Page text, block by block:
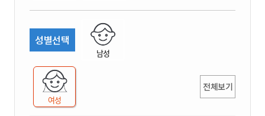
성별선택
남성
여성
전체보기